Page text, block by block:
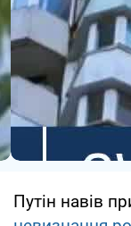
Путін навів